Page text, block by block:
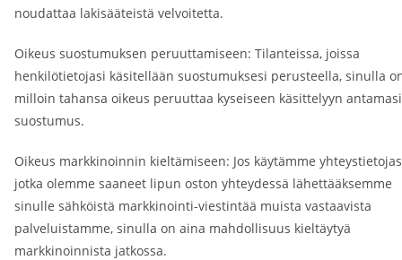
noudattaa lakisääteistä velvoitetta.
Oikeus suostumuksen peruuttamiseen: Tilanteissa, joissa
henkilötietojasi käsitellään suostumuksesi perusteella, sinulla
milloin tahansa oikeus peruuttaa kyseiseen käsittelyyn antamasi
suostumus.
Oikeus markkinoinnin kieltämiseen: Jos käytämme
jotka olemme saaneet lipun oston yhteydessä lähettääksemme
sinulle sähköistä markkinointi-viestintää muista vastaavista
palveluistamme, sinulla on aina mahdollisuus kieltäytyä
markkinoinnista jatkossa.